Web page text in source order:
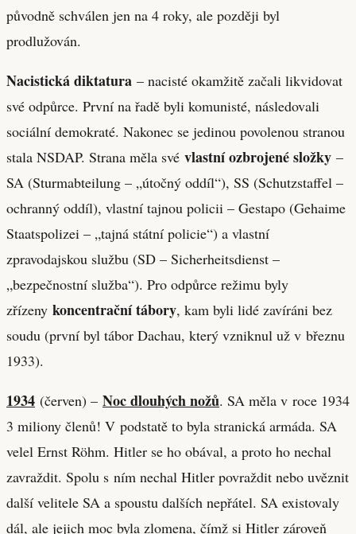
původně schválen jen na 4 roky, ale později byl
prodlužován.
Nacistická diktatura – nacisté okamžitě začali likvidovat
své odpůrce. První na řadě byli komunisté, následovali
sociální demokraté. Nakonec se jedinou povolenou stranou
stala NSDAP. Strana měla své vlastní ozbrojené složky –
SA (Sturmabteilung – „útočný oddíl“), SS (Schutzstaffel –
ochranný oddíl), vlastní tajnou policii – Gestapo (Gehaime
Staatspolizei – „tajná státní policie“) a vlastní
zpravodajskou službu (SD – Sicherheitsdienst –
„bezpečnostní služba“). Pro odpůrce režimu byly
zřízeny koncentrační tábory, kam byli lidé zavíráni bez
soudu (první byl tábor Dachau, který vzniknul už v březnu
1933).
1934 (červen) – Noc dlouhých nožů. SA měla v roce 1934
3 miliony členů! V podstatě to byla stranická armáda. SA
velel Ernst Röhm. Hitler se ho obával, a proto ho nechal
zavraždit. Spolu s ním nechal Hitler povraždit nebo uvěznit
další velitele SA a spoustu dalších nepřátel. SA existovaly
dál, ale jejich moc byla zlomena, čímž si Hitler zároveň